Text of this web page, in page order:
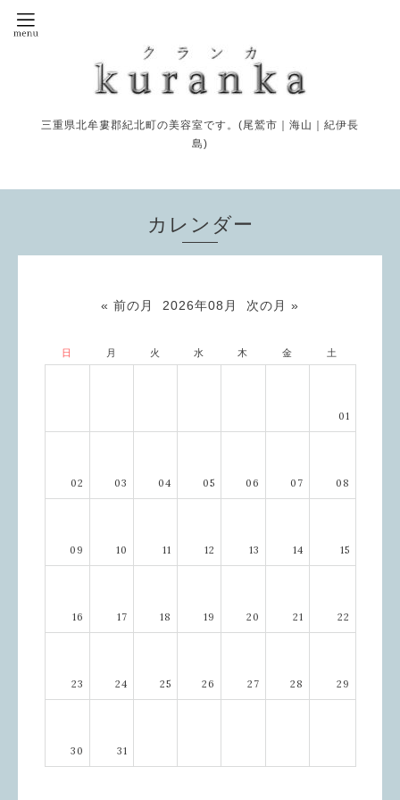
三重県北牟婁郡紀北町の美容室です。(尾鷲市｜海山｜紀伊長
島)
カレンダー
« 前の月 2026年08月 次の月 »
日 月 火 水 木 金 土
01
02 03 04 05 06 07 08
09 10 11 12 13 14 15
16 17 18 19 20 21 22
23 24 25 26 27 28 29
30 31